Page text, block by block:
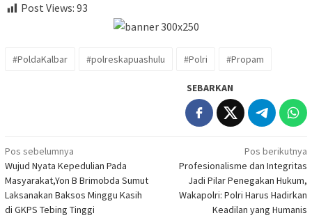
Post Views: 93
#PoldaKalbar #polreskapuashulu #Polri #Propam
SEBARKAN
Navigasi
pos
Pos sebelumnya
Wujud Nyata Kepedulian Pada
Masyarakat,Yon B Brimobda Sumut
Laksanakan Baksos Minggu Kasih
di GKPS Tebing Tinggi
Pos berikutnya
Profesionalisme dan Integritas
Jadi Pilar Penegakan Hukum,
Wakapolri: Polri Harus Hadirkan
Keadilan yang Humanis